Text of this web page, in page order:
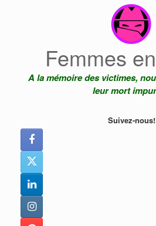
Femmes
A la mémoire des victimes,
leur mort
Suivez-nous!